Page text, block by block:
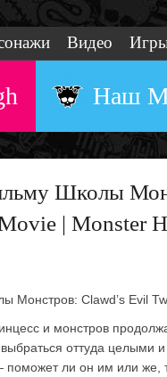
Видео
Наш
Школы
| Monster
Монстров: Clawd’s Evil
и монстров
оттуда целыми
ли он им или же,